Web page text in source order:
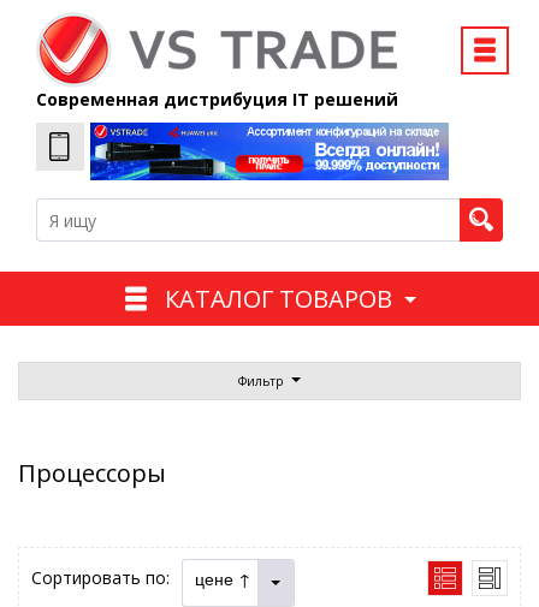
Современная дистрибуция IT решений
КАТАЛОГ ТОВАРОВ
Фильтр
Процессоры
Сортировать по: цене ↑